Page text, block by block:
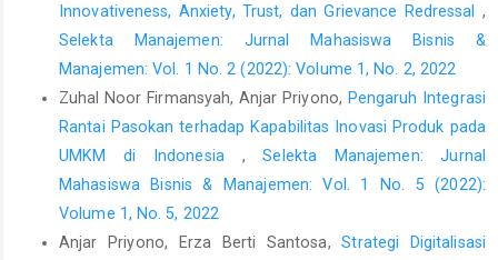
Entrepreneurial Orientation To Firm Performance: The
Moderating Role Of Environment And Industry Life Cycle.
Journal of Business Venturing, 16(3), pp. 429–451.
Gu, F. F., Hung, K., & Tse, D. K. (2008). When Does Guanxi Matter?
Issues of Capitalization and Its Dark Sides. Journal of
Marketing, 72(4), 12–28.https://doi.org/10.1509/jmkg.72.4.12
Ho, M., Woods, C., & Shepherd, D. (2013). Relationships in
family business: The paradox of family organizations. In
Relationships in Organizations: A Work Psychology Perspective.
Innovativeness, Anxiety, Trust, dan Grievance Redressal ,
Selekta Manajemen: Jurnal Mahasiswa Bisnis &
Manajemen: Vol. 1 No. 2 (2022): Volume 1, No. 2, 2022
Zuhal Noor Firmansyah, Anjar Priyono, Pengaruh Integrasi
Rantai Pasokan terhadap Kapabilitas Inovasi Produk pada
UMKM di Indonesia ,Selekta Manajemen: Jurnal
Mahasiswa Bisnis & Manajemen: Vol. 1 No. 5 (2022):
Volume 1, No. 5, 2022
Anjar Priyono, Erza Berti Santosa,Strategi Digitalisasi